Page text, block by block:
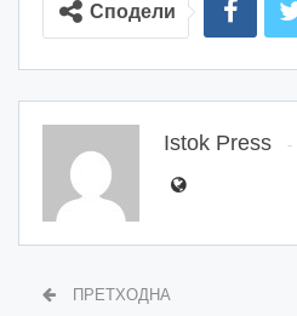
Сподели
Istok Press
ПРЕТХОДНА